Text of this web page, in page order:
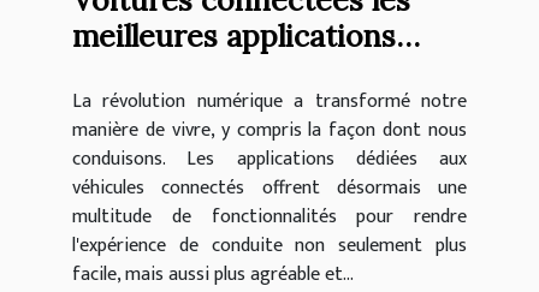
meilleures applications
expérience de conduite
La révolution numérique a transformé notre
manière de vivre, y compris la façon dont nous
conduisons. Les applications dédiées aux
véhicules connectés offrent désormais une
multitude de fonctionnalités pour rendre
l'expérience de conduite non seulement plus
facile, mais aussi plus agréable et...